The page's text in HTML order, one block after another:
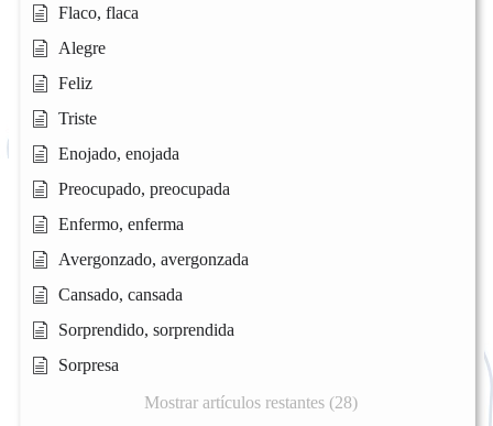
Flaco, flaca
Alegre
Feliz
Triste
Enojado, enojada
Preocupado, preocupada
Enfermo, enferma
Avergonzado, avergonzada
Cansado, cansada
Sorprendido, sorprendida
Sorpresa
Mostrar artículos restantes (28)